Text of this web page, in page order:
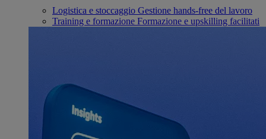
Logistica e stoccaggio Gestione hands-free del lavoro
Training e formazione Formazione e upskilling facilitati